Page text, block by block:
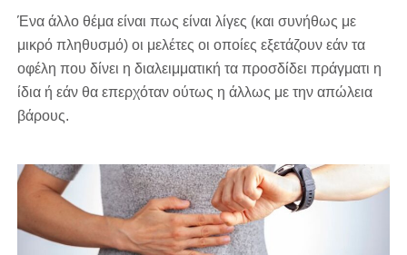
Ένα άλλο θέμα είναι πως είναι λίγες (και συνήθως με
μικρό πληθυσμό) οι μελέτες οι οποίες εξετάζουν εάν τα
οφέλη που δίνει η διαλειμματική τα προσδίδει πράγματι η
ίδια ή εάν θα επερχόταν ούτως η άλλως με την απώλεια
βάρους.